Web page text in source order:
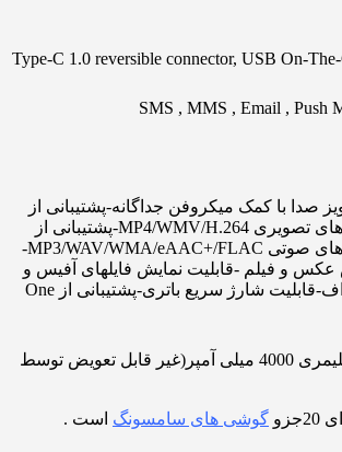
SMS , MMS , Email , Push
صدا با کمک میکروفن جداگانه-پشتیبانی از
فرمت های تصویری MP4/WMV/H.264-پشتیبانی از
فرمت های صوتی MP3/WAV/WMA/eAAC+/FLAC-
عکس و فیلم -قابلیت نمایش فایلهای آفیس و
پی دی اف-قابلیت شارژ سریع باتری-پشتیبانی از One
لیتیوم پلیمری 4000 میلی آمپر(غیر قابل تعویض توسط
گوشی های سامسونگ است .